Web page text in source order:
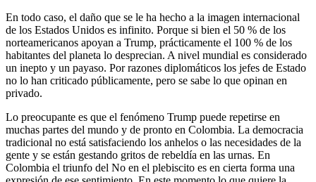
En todo caso, el daño que se le ha hecho a la imagen internacional
de los Estados Unidos es infinito. Porque si bien el 50 % de los
norteamericanos apoyan a Trump, prácticamente el 100 % de los
habitantes del planeta lo desprecian. A nivel mundial es considerado
un inepto y un payaso. Por razones diplomáticos los jefes de Estado
no lo han criticado públicamente, pero se sabe lo que opinan en
privado.
Lo preocupante es que el fenómeno Trump puede repetirse en
muchas partes del mundo y de pronto en Colombia. La democracia
tradicional no está satisfaciendo los anhelos o las necesidades de la
gente y se están gestando gritos de rebeldía en las urnas. En
Colombia el triunfo del No en el plebiscito es en cierta forma una